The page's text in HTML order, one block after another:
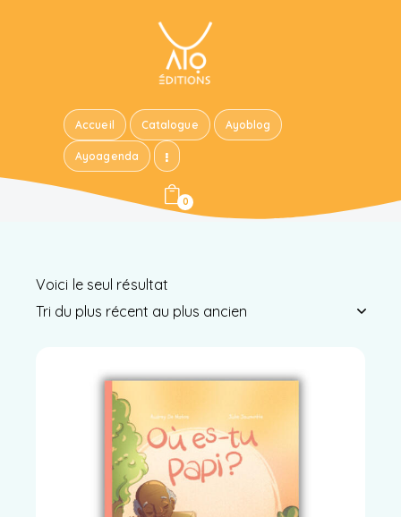
Accueil Catalogue Ayoblog
Ayoagenda
0
Voici le seul résultat